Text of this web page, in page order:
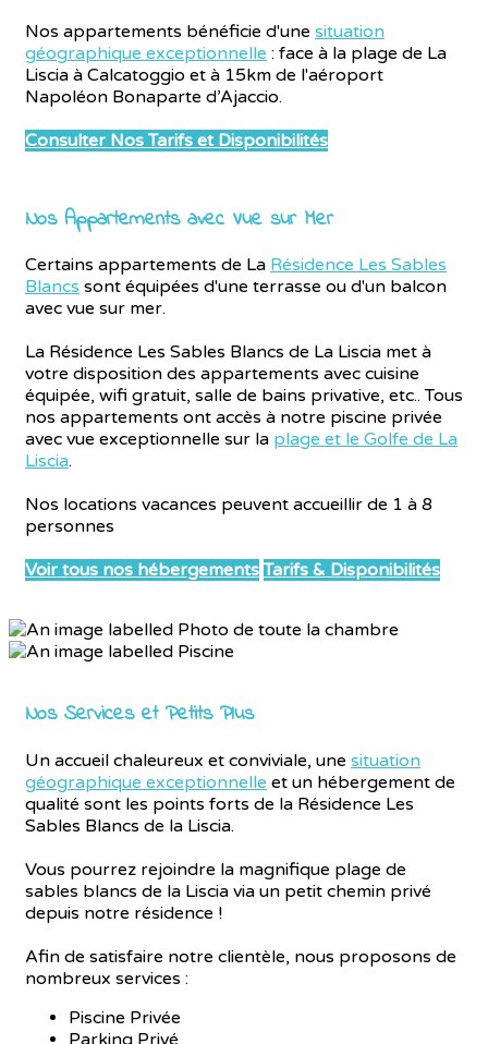
Nos appartements bénéficie d'une situation
géographique exceptionnelle : face à la plage de La
Liscia à Calcatoggio et à 15km de l'aéroport
Napoléon Bonaparte d’Ajaccio.
Consulter Nos Tarifs et Disponibilités
Nos Appartements avec Vue sur Mer
Certains appartements de La Résidence Les Sables
Blancs sont équipées d'une terrasse ou d'un balcon
avec vue sur mer.
La Résidence Les Sables Blancs de La Liscia met à
votre disposition des appartements avec cuisine
équipée, wifi gratuit, salle de bains privative, etc.. Tous
nos appartements ont accès à notre piscine privée
avec vue exceptionnelle sur la plage et le Golfe de La
Liscia.
Nos locations vacances peuvent accueillir de 1 à 8
personnes
Voir tous nos hébergements Tarifs & Disponibilités
Nos Services et Petits Plus
Un accueil chaleureux et conviviale, une situation
géographique exceptionnelle et un hébergement de
qualité sont les points forts de la Résidence Les
Sables Blancs de la Liscia.
Vous pourrez rejoindre la magnifique plage de
sables blancs de la Liscia via un petit chemin privé
depuis notre résidence !
Afin de satisfaire notre clientèle, nous proposons de
nombreux services :
Piscine Privée
Parking Privé